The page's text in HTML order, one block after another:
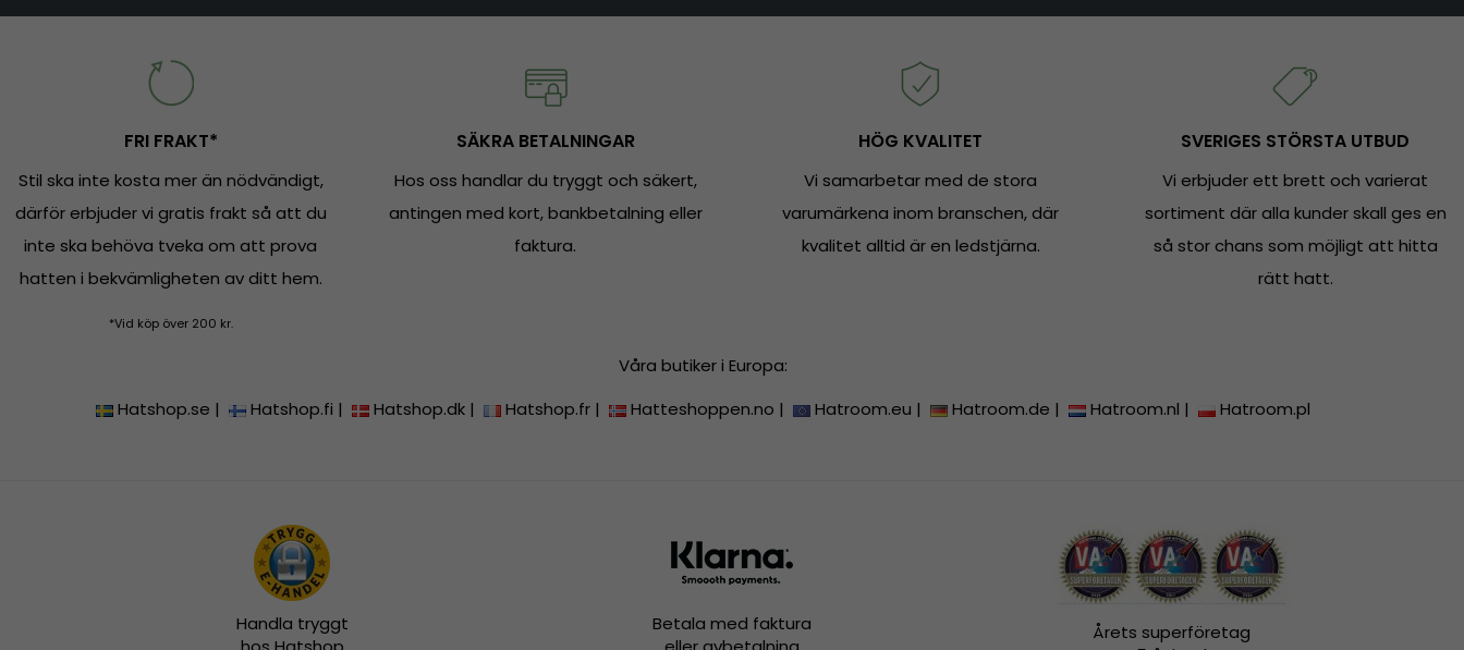
FRI FRAKT*
Stil ska inte kosta mer än nödvändigt,
därför erbjuder vi gratis frakt så att du
inte ska behöva tveka om att prova
hatten i bekvämligheten av ditt hem.
*Vid köp över 200 kr.
SÄKRA BETALNINGAR
Hos oss handlar du tryggt och säkert,
antingen med kort, bankbetalning eller
faktura.
HÖG KVALITET
Vi samarbetar med de stora
varumärkena inom branschen, där
kvalitet alltid är en ledstjärna.
SVERIGES STÖRSTA UTBUD
Vi erbjuder ett brett och varierat
sortiment där alla kunder skall ges en
så stor chans som möjligt att hitta
rätt hatt.
Våra butiker i Europa:
Hatshop.se | Hatshop.fi | Hatshop.dk | Hatshop.fr | Hatteshoppen.no | Hatroom.eu | Hatroom.de | Hatroom.nl | Hatroom.pl
Handla tryggt
Betala med faktura
Årets superföretag